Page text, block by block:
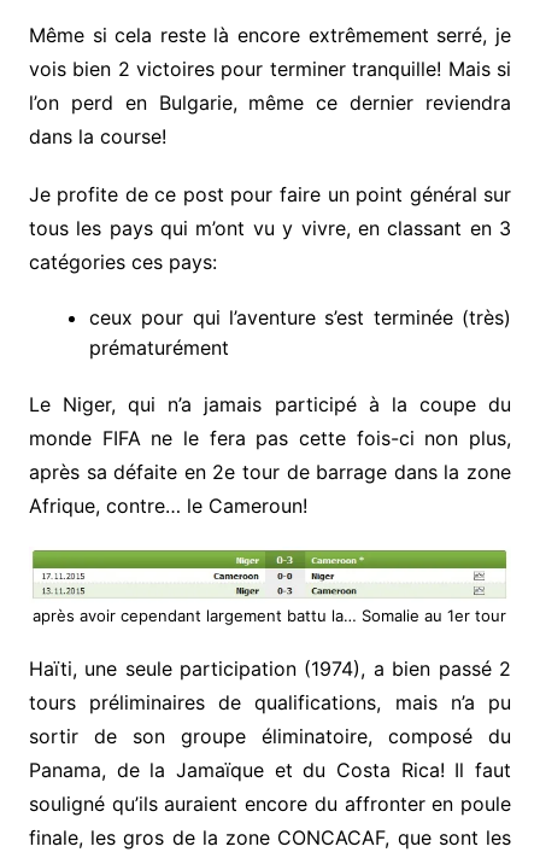
Même si cela reste là encore extrêmement serré, je
vois bien 2 victoires pour terminer tranquille! Mais si
l’on perd en Bulgarie, même ce dernier reviendra
dans la course!
Je profite de ce post pour faire un point général sur
tous les pays qui m’ont vu y vivre, en classant en 3
catégories ces pays:
ceux pour qui l’aventure s’est terminée (très)
prématurément
Le Niger, qui n’a jamais participé à la coupe du
monde FIFA ne le fera pas cette fois-ci non plus,
après sa défaite en 2e tour de barrage dans la zone
Afrique, contre… le Cameroun!
après avoir cependant largement battu la… Somalie au 1er tour
Haïti, une seule participation (1974), a bien passé 2
tours préliminaires de qualifications, mais n’a pu
sortir de son groupe éliminatoire, composé du
Panama, de la Jamaïque et du Costa Rica! Il faut
souligné qu’ils auraient encore du affronter en poule
finale, les gros de la zone CONCACAF, que sont les